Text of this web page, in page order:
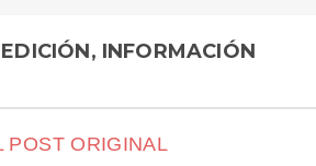
INFORMACIÓN
POST ORIGINAL